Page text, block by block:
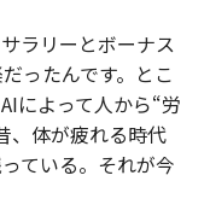
ラリーとボーナス
ったんです。とこ
によって人から“労
、体が疲れる時代
ている。それが今